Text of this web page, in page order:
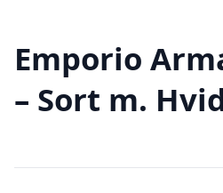
Emporio
– Sort m.